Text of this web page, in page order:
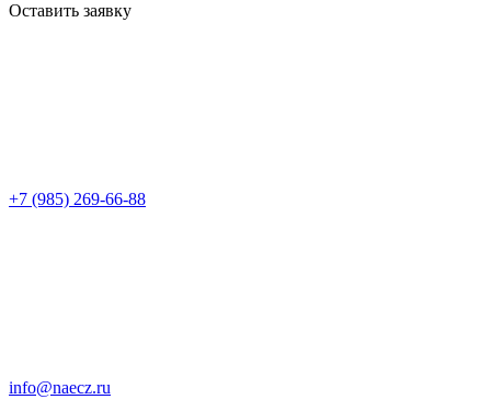
Оставить заявку
+7 (985) 269-66-88
info@naecz.ru